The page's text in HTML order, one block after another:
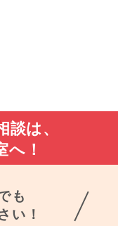
は、
へ！
も
い！